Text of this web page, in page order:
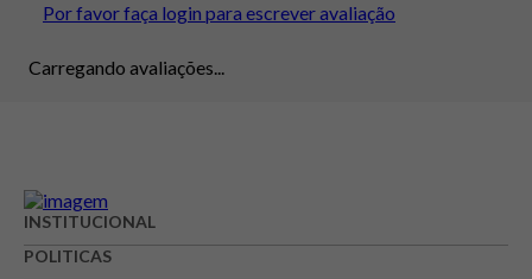
Por favor faça login para escrever avaliação
Carregando avaliações...
INSTITUCIONAL
POLITICAS